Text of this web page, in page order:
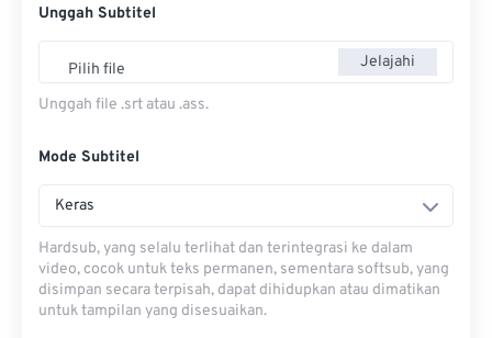
Unggah Subtitel
Pilih file Jelajahi
Unggah file .srt atau .ass.
Mode Subtitel
Keras
Hardsub, yang selalu terlihat dan terintegrasi ke dalam
video, cocok untuk teks permanen, sementara softsub, yang
disimpan secara terpisah, dapat dihidupkan atau dimatikan
untuk tampilan yang disesuaikan.